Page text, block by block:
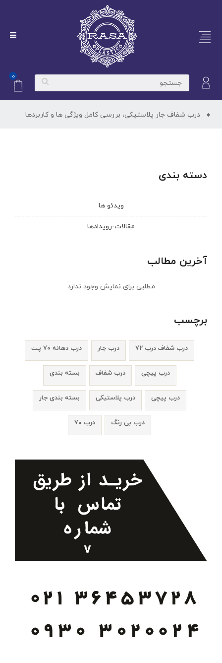
۰
درب شفاف جار پلاستیکی، بررسی کامل ویژگی ها و کاربردها
دسته بندی
ویدئو ها
مقالات-رویدادها
آخرین مطالب
مطلبی برای نمایش وجود ندارد
برچسب
درب دهانه ۷۰ پت درب جار درب شفاف درب ۷۲
بسته بندی درب شفاف درب پیچی
بسته بندی جار درب پلاستیکی درب پیچی
درب ۷۰ درب بی رنگ